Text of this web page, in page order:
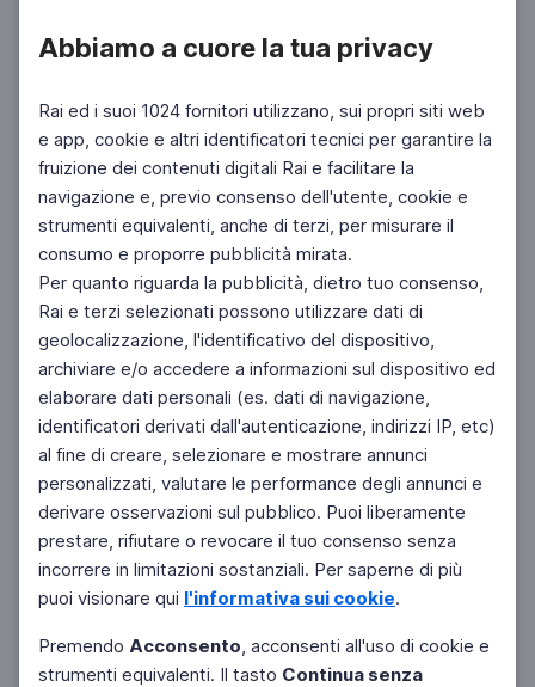
Abbiamo a cuore la tua privacy
Rai ed i suoi 1024 fornitori utilizzano, sui propri siti web
e app, cookie e altri identificatori tecnici per garantire la
fruizione dei contenuti digitali Rai e facilitare la
navigazione e, previo consenso dell'utente, cookie e
strumenti equivalenti, anche di terzi, per misurare il
consumo e proporre pubblicità mirata.
Per quanto riguarda la pubblicità, dietro tuo consenso,
Rai e terzi selezionati possono utilizzare dati di
geolocalizzazione, l'identificativo del dispositivo,
archiviare e/o accedere a informazioni sul dispositivo ed
elaborare dati personali (es. dati di navigazione,
identificatori derivati dall'autenticazione, indirizzi IP, etc)
al fine di creare, selezionare e mostrare annunci
personalizzati, valutare le performance degli annunci e
derivare osservazioni sul pubblico. Puoi liberamente
prestare, rifiutare o revocare il tuo consenso senza
incorrere in limitazioni sostanziali. Per saperne di più
puoi visionare qui l'informativa sui cookie.
Premendo Acconsento, acconsenti all'uso di cookie e
strumenti equivalenti. Il tasto Continua senza